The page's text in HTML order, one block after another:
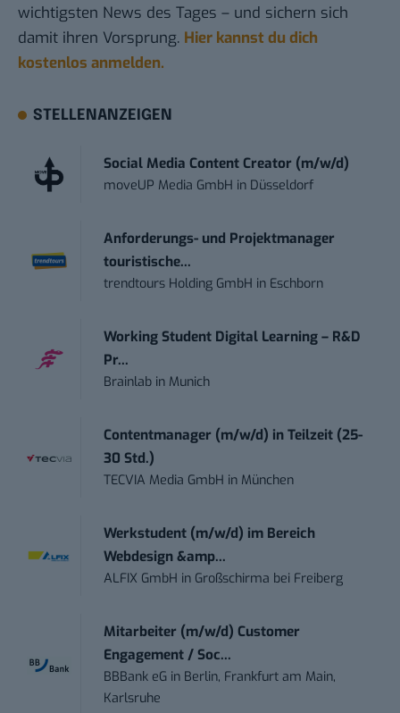
wichtigsten News des Tages – und sichern sich
damit ihren Vorsprung. Hier kannst du dich
kostenlos anmelden.
STELLENANZEIGEN
Social Media Content Creator (m/w/d)
moveUP Media GmbH in Düsseldorf
Anforderungs- und Projektmanager
touristische...
trendtours Holding GmbH in Eschborn
Working Student Digital Learning – R&D
Pr...
Brainlab in Munich
Contentmanager (m/w/d) in Teilzeit (25-
30 Std.)
TECVIA Media GmbH in München
Werkstudent (m/w/d) im Bereich
Webdesign &amp...
ALFIX GmbH in Großschirma bei Freiberg
Mitarbeiter (m/w/d) Customer
Engagement / Soc...
BBBank eG in Berlin, Frankfurt am Main,
Karlsruhe